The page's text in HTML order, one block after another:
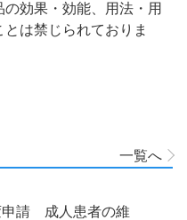
効果・効能、用法・用
は禁じられておりま
一覧へ
請 成人患者の維